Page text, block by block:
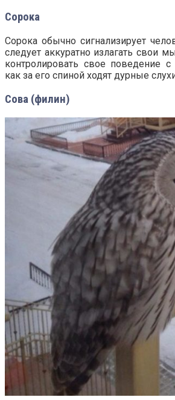
Сорока
Сорока обычно сигнализирует
следует аккуратно излагать свои
контролировать свое поведение
как за его спиной ходят дурные
Сова (филин)